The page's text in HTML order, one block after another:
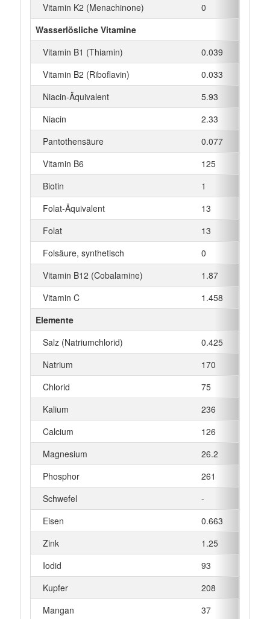
Vitamin K2 (Menachinone)
0
Wasserlösliche Vitamine
Vitamin B1 (Thiamin)
0.039
Vitamin B2 (Riboflavin)
0.033
Niacin-Äquivalent
5.93
Niacin
2.33
Pantothensäure
0.077
Vitamin B6
125
Biotin
1
Folat-Äquivalent
13
Folat
13
Folsäure, synthetisch
0
Vitamin B12 (Cobalamine)
1.87
Vitamin C
1.458
Elemente
Salz (Natriumchlorid)
0.425
Natrium
170
Chlorid
75
Kalium
236
Calcium
126
Magnesium
26.2
Phosphor
261
Schwefel
-
Eisen
0.663
Zink
1.25
Iodid
93
Kupfer
208
Mangan
37